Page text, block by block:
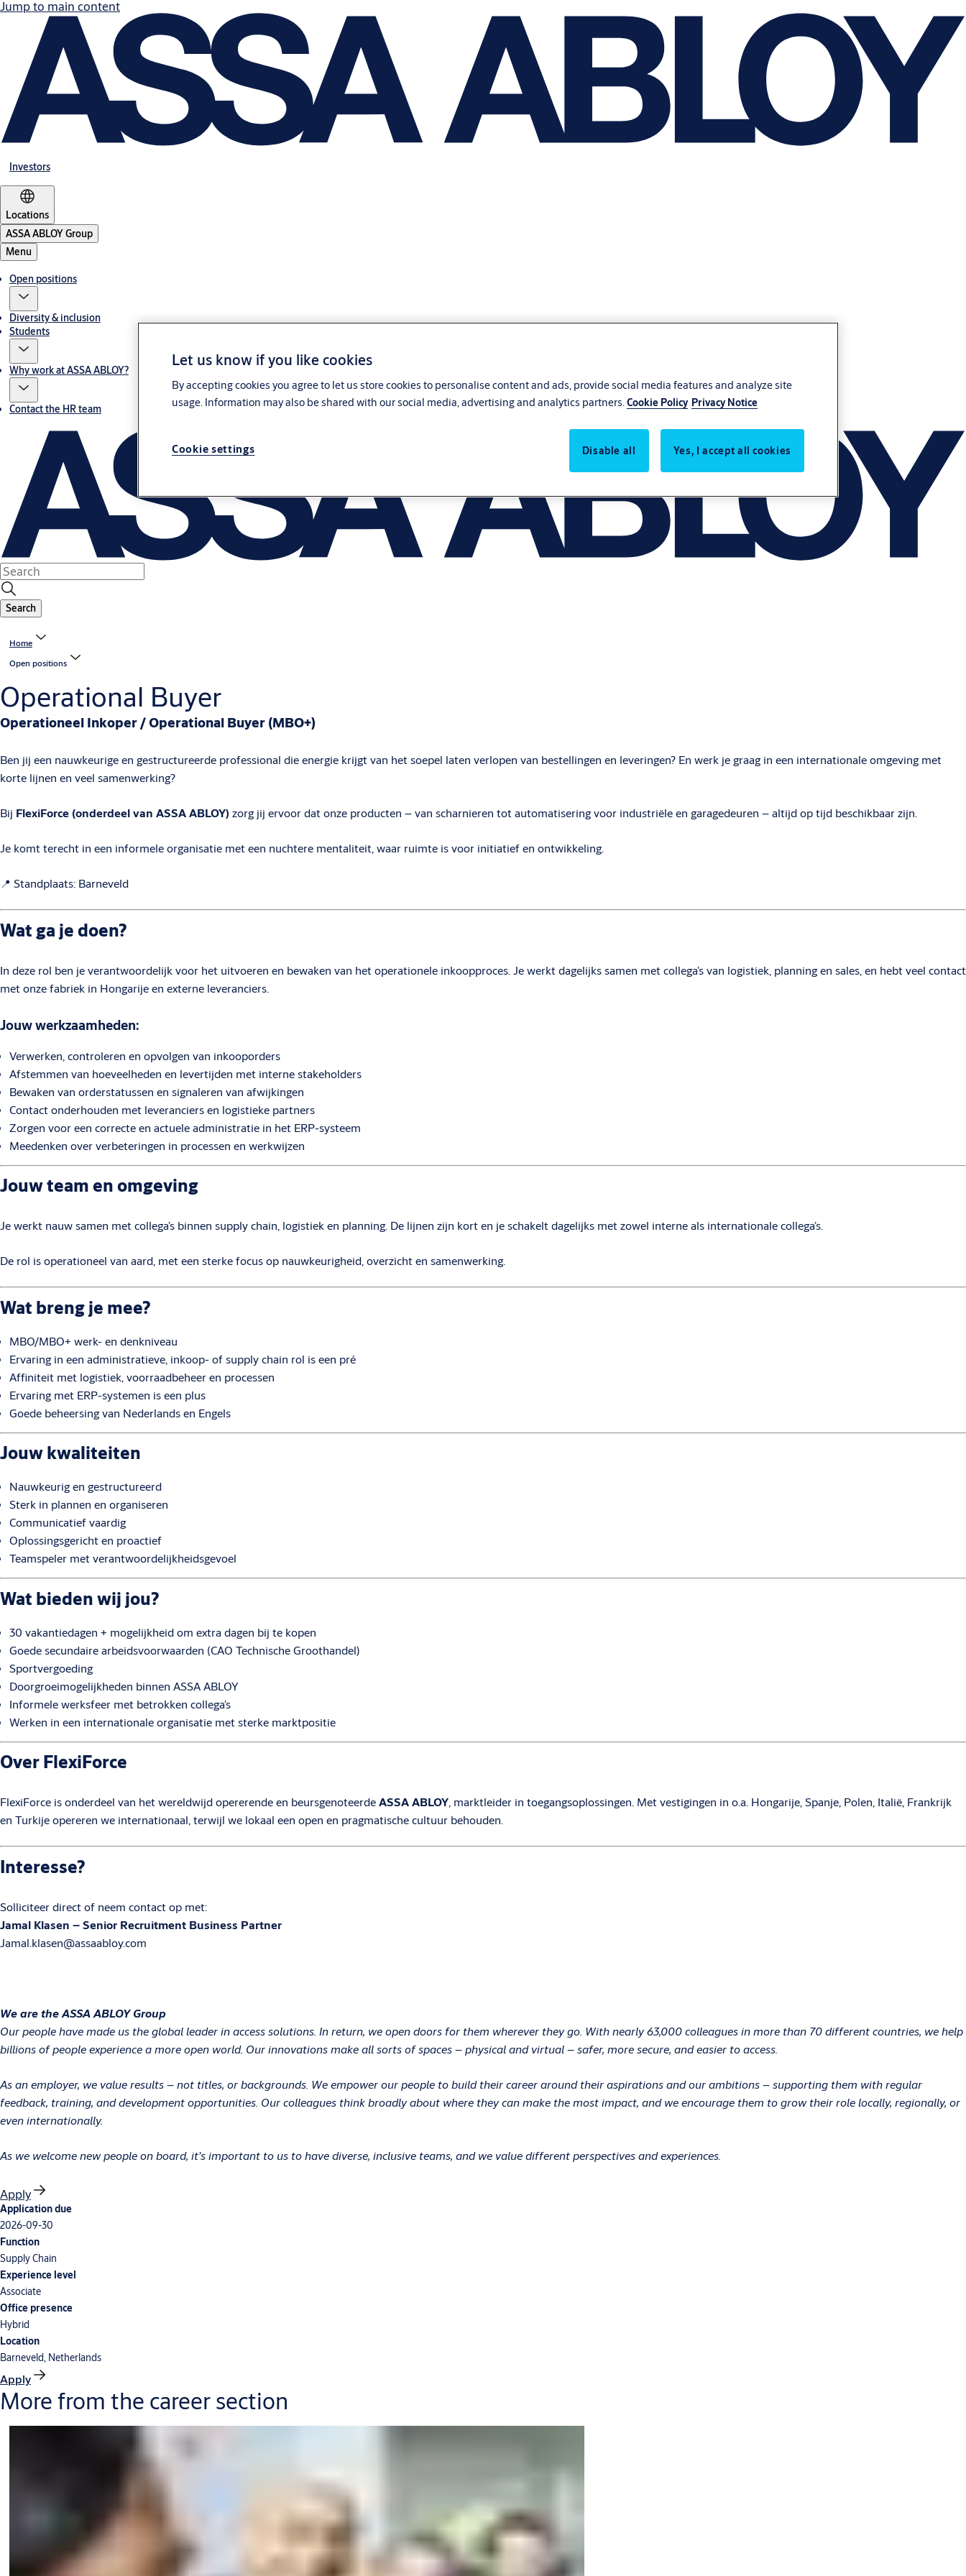
Jump to main content
Investors
Locations
ASSA ABLOY Group
Menu
Open positions
Diversity & inclusion
Students
Why work at ASSA ABLOY?
Contact the HR team
Search
Home
Open positions
Operational Buyer
Operationeel Inkoper / Operational Buyer (MBO+)
Ben jij een nauwkeurige en gestructureerde professional die energie krijgt van het soepel laten verlopen van bestellingen en leveringen? En werk je graag in een internationale omgeving met
korte lijnen en veel samenwerking?
Bij FlexiForce (onderdeel van ASSA ABLOY) zorg jij ervoor dat onze producten – van scharnieren tot automatisering voor industriële en garagedeuren – altijd op tijd beschikbaar zijn.
Je komt terecht in een informele organisatie met een nuchtere mentaliteit, waar ruimte is voor initiatief en ontwikkeling.
📍 Standplaats: Barneveld
Wat ga je doen?
In deze rol ben je verantwoordelijk voor het uitvoeren en bewaken van het operationele inkoopproces. Je werkt dagelijks samen met collega’s van logistiek, planning en sales, en hebt veel contact
met onze fabriek in Hongarije en externe leveranciers.
Jouw werkzaamheden:
Verwerken, controleren en opvolgen van inkooporders
Afstemmen van hoeveelheden en levertijden met interne stakeholders
Bewaken van orderstatussen en signaleren van afwijkingen
Contact onderhouden met leveranciers en logistieke partners
Zorgen voor een correcte en actuele administratie in het ERP-systeem
Meedenken over verbeteringen in processen en werkwijzen
Jouw team en omgeving
Je werkt nauw samen met collega’s binnen supply chain, logistiek en planning. De lijnen zijn kort en je schakelt dagelijks met zowel interne als internationale collega’s.
De rol is operationeel van aard, met een sterke focus op nauwkeurigheid, overzicht en samenwerking.
Wat breng je mee?
MBO/MBO+ werk- en denkniveau
Ervaring in een administratieve, inkoop- of supply chain rol is een pré
Affiniteit met logistiek, voorraadbeheer en processen
Ervaring met ERP-systemen is een plus
Goede beheersing van Nederlands en Engels
Jouw kwaliteiten
Nauwkeurig en gestructureerd
Sterk in plannen en organiseren
Communicatief vaardig
Oplossingsgericht en proactief
Teamspeler met verantwoordelijkheidsgevoel
Wat bieden wij jou?
30 vakantiedagen + mogelijkheid om extra dagen bij te kopen
Goede secundaire arbeidsvoorwaarden (CAO Technische Groothandel)
Sportvergoeding
Doorgroeimogelijkheden binnen ASSA ABLOY
Informele werksfeer met betrokken collega’s
Werken in een internationale organisatie met sterke marktpositie
Over FlexiForce
FlexiForce is onderdeel van het wereldwijd opererende en beursgenoteerdeASSA ABLOY , marktleider in toegangsoplossingen. Met vestigingen in o.a. Hongarije, Spanje, Polen, Italië, Frankrijk
en Turkije opereren we internationaal, terwijl we lokaal een open en pragmatische cultuur behouden.
Interesse?
Solliciteer direct of neem contact op met:
Jamal Klasen – Senior Recruitment Business Partner
Jamal.klasen@assaabloy.com
We are the ASSA ABLOY Group
Our people have made us the global leader in access solutions. In return, we open doors for them wherever they go. With nearly 63,000 colleagues in more than 70 different countries, we help
billions of people experience a more open world. Our innovations make all sorts of spaces – physical and virtual – safer, more secure, and easier to access.
As an employer, we value results – not titles, or backgrounds. We empower our people to build their career around their aspirations and our ambitions – supporting them with regular
feedback, training, and development opportunities. Our colleagues think broadly about where they can make the most impact, and we encourage them to grow their role locally, regionally, or
even internationally.
As we welcome new people on board, it’s important to us to have diverse, inclusive teams, and we value different perspectives and experiences.
Apply
Application due
2026-09-30
Function
Supply Chain
Experience level
Associate
Office presence
Hybrid
Location
Barneveld, Netherlands
Apply
More from the career section
Let us know if you like cookies
By accepting cookies you agree to let us store cookies to personalise content and ads, provide social media features and analyze site
usage. Information may also be shared with our social media, advertising and analytics partners.Cookie Policy Privacy Notice
Cookie settings Disable all Yes, I accept all cookies